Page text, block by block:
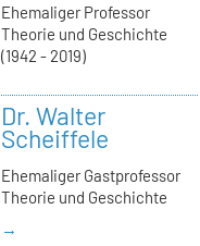
Ehemaliger Professor
Theorie und Geschichte
(1942 - 2019)
Dr. Walter
Scheiffele
Ehemaliger Gastprofessor
Theorie und Geschichte
→